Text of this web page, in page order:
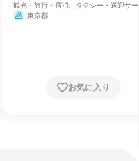
観光・旅行・宿泊、タクシー・送迎サ
ス、運輸・交通・物流
東京都
お気に入り